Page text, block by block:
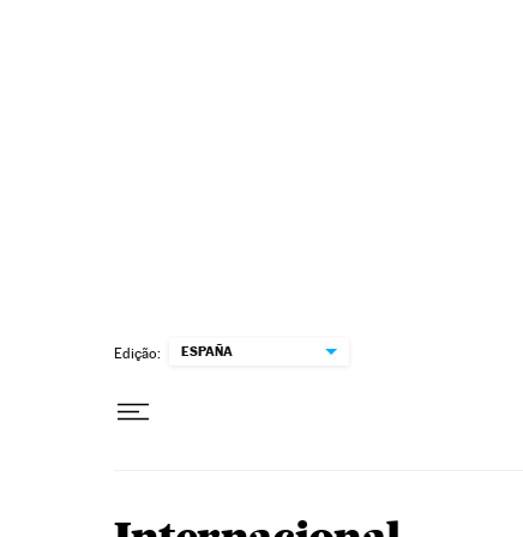
Edição: ESPAÑA